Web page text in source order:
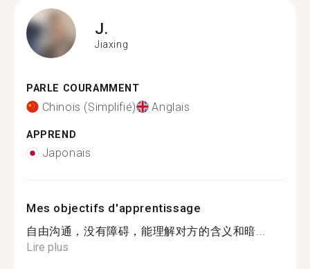
J.
Jiaxing
PARLE COURAMMENT
Chinois (Simplifié) Anglais
APPREND
Japonais
Mes objectifs d'apprentissage
自由沟通，没有障碍，能理解对方的含义和暗...
Lire plus